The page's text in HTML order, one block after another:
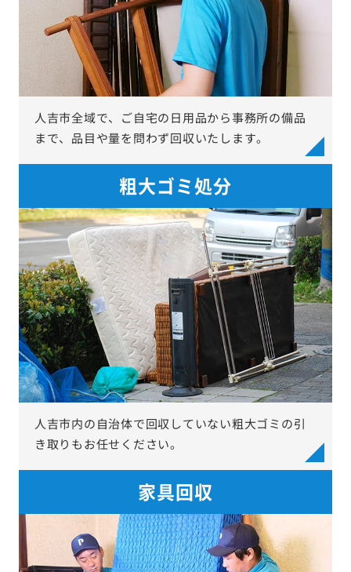
人吉市全域で、ご自宅の日用品から事務所の備品
まで、品目や量を問わず回収いたします。
粗大ゴミ処分
人吉市内の自治体で回収していない粗大ゴミの引
き取りもお任せください。
家具回収